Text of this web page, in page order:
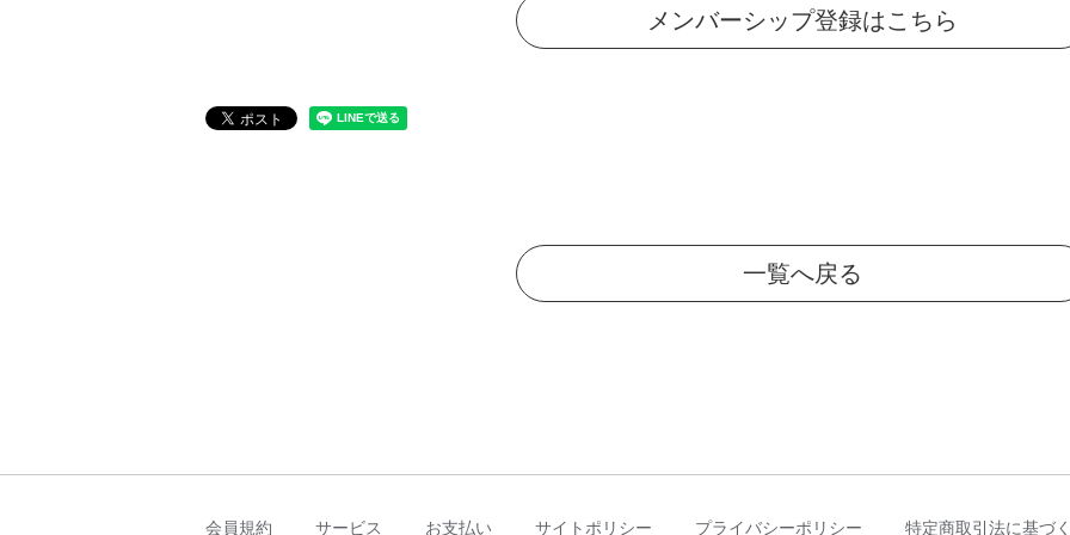
メンバーシップ登録はこちら
一覧へ戻る
会員規約 サービス お支払い サイトポリシー プライバシーポリシー 特定商取引法に基づ